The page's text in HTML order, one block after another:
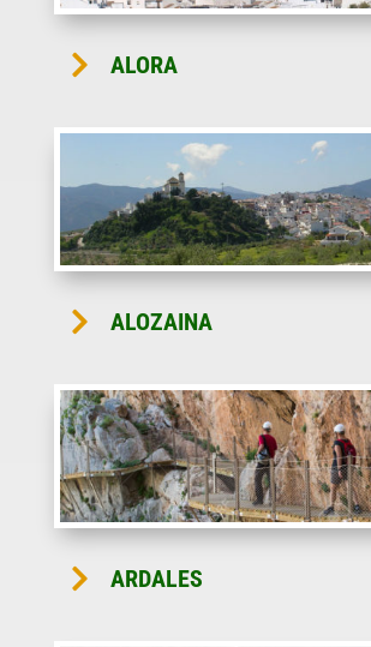
 ALORA
 ALOZAINA
 ARDALES